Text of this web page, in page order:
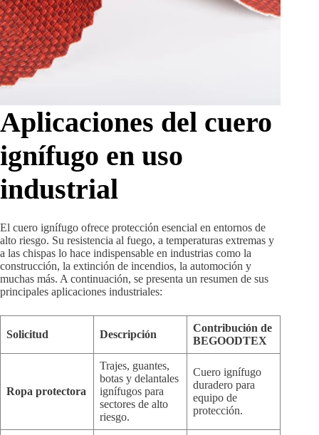
Aplicaciones del cuero
ignífugo en uso
industrial
El cuero ignífugo ofrece protección esencial en entornos de
alto riesgo. Su resistencia al fuego, a temperaturas extremas y
a las chispas lo hace indispensable en industrias como la
construcción, la extinción de incendios, la automoción y
muchas más. A continuación, se presenta un resumen de sus
principales aplicaciones industriales:
Solicitud Descripción
Contribución de
BEGOODTEX
Ropa protectora
Trajes, guantes,
botas y delantales
ignífugos para
sectores de alto
riesgo.
Cuero ignífugo
duradero para
equipo de
protección.